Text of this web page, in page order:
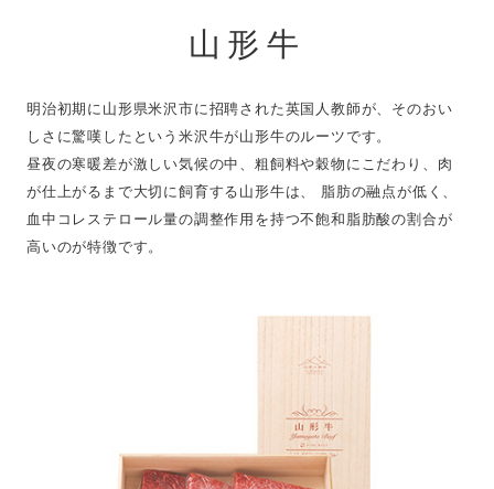
山形牛
明治初期に山形県米沢市に招聘された英国人教師が、そのおい
しさに驚嘆したという米沢牛が山形牛のルーツです。
昼夜の寒暖差が激しい気候の中、粗飼料や穀物にこだわり、肉
が仕上がるまで大切に飼育する山形牛は、
脂肪の融点が低く、
血中コレステロール量の調整作用を持つ不飽和脂肪酸の割合が
高いのが特徴です。